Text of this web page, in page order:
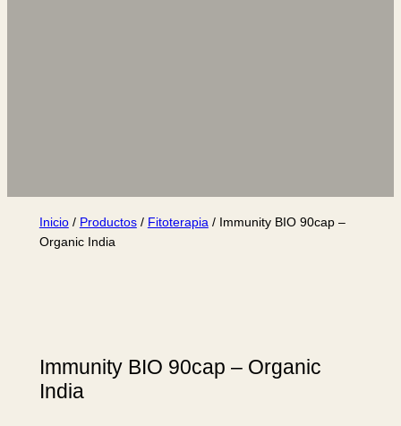
Inicio/ Productos/ Fitoterapia / Immunity BIO 90cap –
Organic India
Immunity BIO 90cap – Organic
India